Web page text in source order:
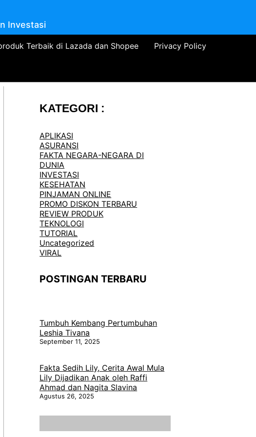
Investasi
Terbaik di Lazada dan Shopee Privacy Policy
KATEGORI :
APLIKASI
ASURANSI
FAKTA NEGARA-NEGARA DI
DUNIA
INVESTASI
KESEHATAN
PINJAMAN ONLINE
PROMO DISKON TERBARU
REVIEW PRODUK
TEKNOLOGI
TUTORIAL
Uncategorized
VIRAL
POSTINGAN TERBARU
Tumbuh Kembang Pertumbuhan
Leshia Tivana
September 11, 2025
Fakta Sedih Lily, Cerita Awal Mula
Lily Dijadikan Anak oleh Raffi
Ahmad dan Nagita Slavina
Agustus 26, 2025